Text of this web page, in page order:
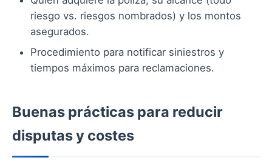
riesgo vs. riesgos nombrados) y los montos
asegurados.
Procedimiento para notificar siniestros y
tiempos máximos para reclamaciones.
Buenas prácticas para reducir
disputas y costes